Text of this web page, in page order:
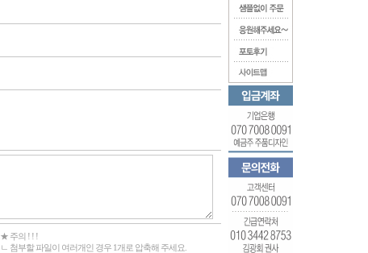
★ 주의 ! ! !
ㄴ 첨부할 파일이 여러개인 경우 1개로 압축해 주세요.